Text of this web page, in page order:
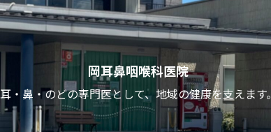
岡耳鼻咽喉科医院
耳・鼻・のどの専門医として、地域の健康を支えます。